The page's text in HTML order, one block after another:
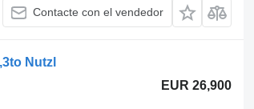
Contacte con el vendedor
Nutzl
EUR 26,900